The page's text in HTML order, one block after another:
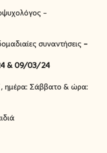
–
συναντήσεις –
& 09/03/24
ημέρα: Σάββατο & ώρα: